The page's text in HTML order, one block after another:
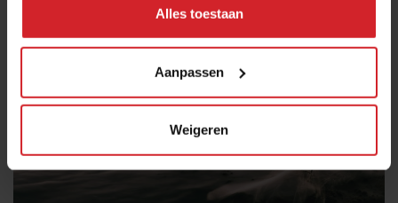
Alles toestaan
Aanpassen
Weigeren